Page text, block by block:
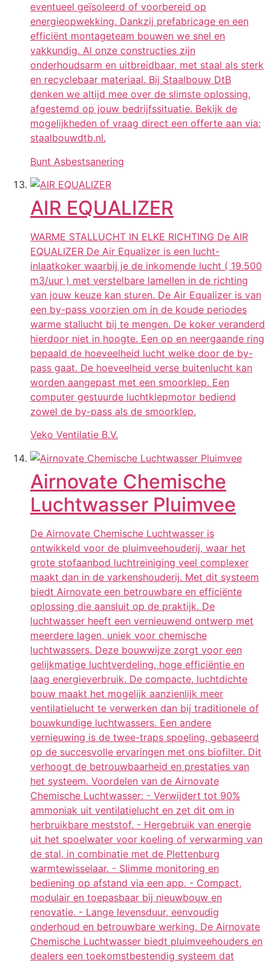
eventueel geïsoleerd of voorbereid op
energieopwekking. Dankzij prefabricage en een
efficiënt montageteam bouwen we snel en
vakkundig. Al onze constructies zijn
onderhoudsarm en uitbreidbaar, met staal als sterk
en recyclebaar materiaal. Bij Staalbouw DtB
denken we altijd mee over de slimste oplossing,
afgestemd op jouw bedrijfssituatie. Bekijk de
mogelijkheden of vraag direct een offerte aan via:
staalbouwdtb.nl.
Bunt Asbestsanering
AIR EQUALIZER
WARME STALLUCHT IN ELKE RICHTING De AIR
EQUALIZER De Air Equalizer is een lucht-
inlaatkoker waarbij je de inkomende lucht ( 19.500
m3/uur ) met verstelbare lamellen in de richting
van jouw keuze kan sturen. De Air Equalizer is van
een by-pass voorzien om in de koude periodes
warme stallucht bij te mengen. De koker veranderd
hierdoor niet in hoogte. Een op en neergaande ring
bepaald de hoeveelheid lucht welke door de by-
pass gaat. De hoeveelheid verse buitenlucht kan
worden aangepast met een smoorklep. Een
computer gestuurde luchtklepmotor bediend
zowel de by-pass als de smoorklep.
Veko Ventilatie B.V.
Airnovate Chemische
Luchtwasser Pluimvee
De Airnovate Chemische Luchtwasser is
ontwikkeld voor de pluimveehouderij, waar het
grote stofaanbod luchtreiniging veel complexer
maakt dan in de varkenshouderij. Met dit systeem
biedt Airnovate een betrouwbare en efficiënte
oplossing die aansluit op de praktijk. De
luchtwasser heeft een vernieuwend ontwerp met
meerdere lagen, uniek voor chemische
luchtwassers. Deze bouwwijze zorgt voor een
gelijkmatige luchtverdeling, hoge efficiëntie en
laag energieverbruik. De compacte, luchtdichte
bouw maakt het mogelijk aanzienlijk meer
ventilatielucht te verwerken dan bij traditionele of
bouwkundige luchtwassers. Een andere
vernieuwing is de twee-traps spoeling, gebaseerd
op de succesvolle ervaringen met ons biofilter. Dit
verhoogt de betrouwbaarheid en prestaties van
het systeem. Voordelen van de Airnovate
Chemische Luchtwasser: - Verwijdert tot 90%
ammoniak uit ventilatielucht en zet dit om in
herbruikbare meststof. - Hergebruik van energie
uit het spoelwater voor koeling of verwarming van
de stal, in combinatie met de Plettenburg
warmtewisselaar. - Slimme monitoring en
bediening op afstand via een app. - Compact,
modulair en toepasbaar bij nieuwbouw en
renovatie. - Lange levensduur, eenvoudig
onderhoud en betrouwbare werking. De Airnovate
Chemische Luchtwasser biedt pluimveehouders en
dealers een toekomstbestendig systeem dat